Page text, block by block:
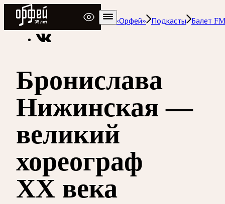
Радио Орфей
Радио классической музыки «Орфей»
Подкасты Балет FM
Бронислава
Нижинская —
великий
хореограф
ХХ века